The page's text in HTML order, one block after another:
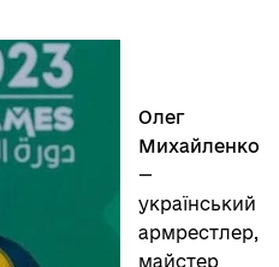
Олег
Михайленко
—
український
армрестлер,
майстер